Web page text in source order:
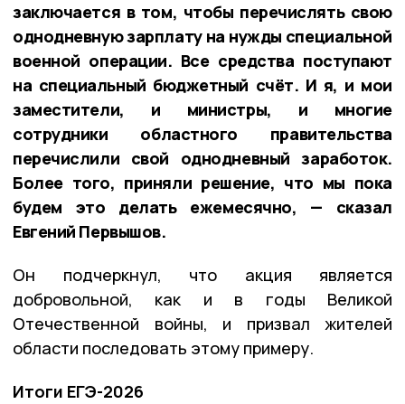
заключается в том, чтобы перечислять свою
однодневную зарплату на нужды специальной
военной операции. Все средства поступают
на специальный бюджетный счёт. И я, и мои
заместители, и министры, и многие
сотрудники областного правительства
перечислили свой однодневный заработок.
Более того, приняли решение, что мы пока
будем это делать ежемесячно, — сказал
Евгений Первышов.
Он подчеркнул, что акция является
добровольной, как и в годы Великой
Отечественной войны, и призвал жителей
области последовать этому примеру.
Итоги ЕГЭ-2026